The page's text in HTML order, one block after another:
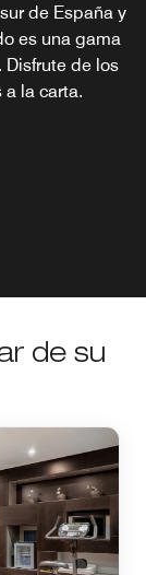
de España y
es una gama
de los
a la carta.
de su